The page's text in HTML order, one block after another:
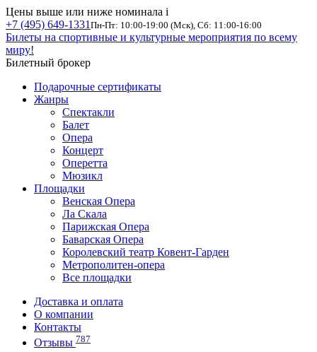
Цены выше или ниже номинала i
+7 (495) 649-1331 Пн-Пт: 10:00-19:00 (Мск), Сб: 11:00-16:00
Билеты на спортивные и культурные мероприятия по всему
миру!
Билетный брокер
Подарочные сертификаты
Жанры
Спектакли
Балет
Опера
Концерт
Оперетта
Мюзикл
Площадки
Венская Опера
Ла Скала
Парижская Опера
Баварская Опера
Королевский театр Ковент-Гарден
Метрополитен-опера
Все площадки
Доставка и оплата
О компании
Контакты
Отзывы 787